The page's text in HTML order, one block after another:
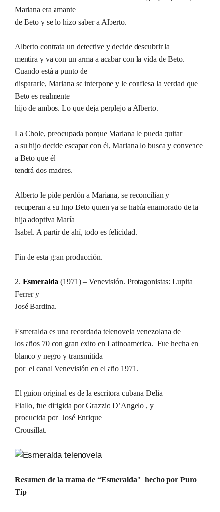
Mariana era amante
de Beto y se lo hizo saber a Alberto.
Alberto contrata un detective y decide descubrir la
mentira y va con un arma a acabar con la vida de Beto.
Cuando está a punto de
dispararle, Mariana se interpone y le confiesa la verdad que
Beto es realmente
hijo de ambos. Lo que deja perplejo a Alberto.
La Chole, preocupada porque Mariana le pueda quitar
a su hijo decide escapar con él, Mariana lo busca y convence
a Beto que él
tendrá dos madres.
Alberto le pide perdón a Mariana, se reconcilian y
recuperan a su hijo Beto quien ya se había enamorado de la
hija adoptiva María
Isabel. A partir de ahí, todo es felicidad.
Fin de esta gran producción.
2. Esmeralda (1971) – Venevisión. Protagonistas: Lupita
Ferrer y
José Bardina.
Esmeralda es una recordada telenovela venezolana de
los años 70 con gran éxito en Latinoamérica. Fue hecha en
blanco y negro y transmitida
por el canal Venevisión en el año 1971.
El guion original es de la escritora cubana Delia
Fiallo, fue dirigida por Grazzio D’Angelo , y
producida por José Enrique
Crousillat.
Resumen de la trama de “Esmeralda” hecho por Puro
Tip